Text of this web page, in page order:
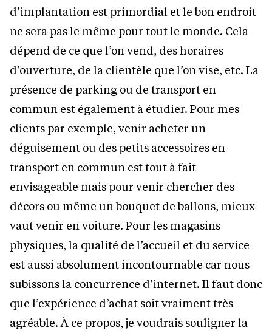
d’implantation est primordial et le bon endroit
ne sera pas le même pour tout le monde. Cela
dépend de ce que l’on vend, des horaires
d’ouverture, de la clientèle que l’on vise, etc. La
présence de parking ou de transport en
commun est également à étudier. Pour mes
clients par exemple, venir acheter un
déguisement ou des petits accessoires en
transport en commun est tout à fait
envisageable mais pour venir chercher des
décors ou même un bouquet de ballons, mieux
vaut venir en voiture. Pour les magasins
physiques, la qualité de l’accueil et du service
est aussi absolument incontournable car nous
subissons la concurrence d’internet. Il faut donc
que l’expérience d’achat soit vraiment très
agréable. À ce propos, je voudrais souligner la